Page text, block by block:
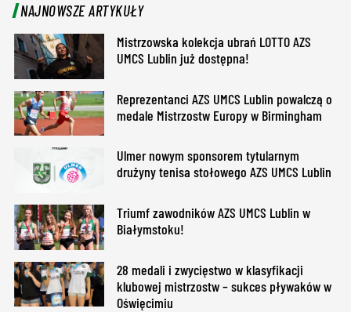
NAJNOWSZE ARTYKUŁY
Mistrzowska kolekcja ubrań LOTTO AZS
UMCS Lublin już dostępna!
Reprezentanci AZS UMCS Lublin powalczą o
medale Mistrzostw Europy w Birmingham
Ulmer nowym sponsorem tytularnym
drużyny tenisa stołowego AZS UMCS Lublin
Triumf zawodników AZS UMCS Lublin w
Białymstoku!
28 medali i zwycięstwo w klasyfikacji
klubowej mistrzostw – sukces pływaków w
Oświęcimiu